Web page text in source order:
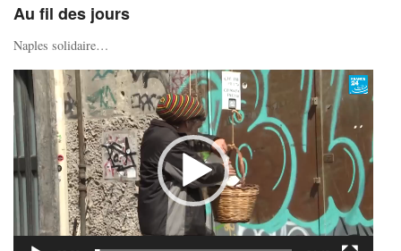
Au fil des jours
Naples solidaire…
Lecteur
vidéo